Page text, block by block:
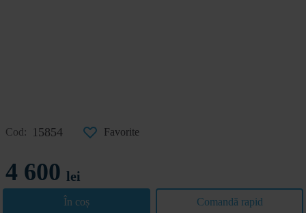
Cod: 15854 Favorite
4 600 lei
În coș Comandă rapid